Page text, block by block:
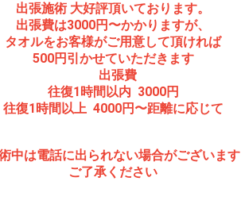
出張施術 大好評頂いております。
出張費は3000円〜かかりますが、
タオルをお客様がご用意して頂ければ
500円引かせていただきます
出張費
往復1時間以内 3000円
往復1時間以上 4000円〜距離に応じて
中は電話に出られない場合がございます
ご了承ください